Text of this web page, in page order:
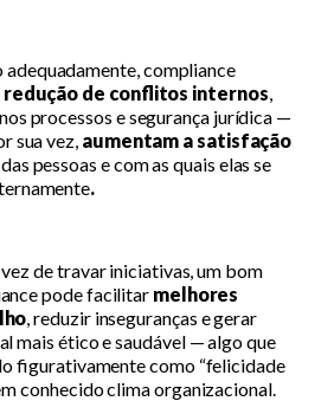
compliance
redução de conflitos internos,
processos e segurança jurídica —
sua vez, aumentam a satisfação
pessoas e com as quais elas se
.
de travar iniciativas, um bom
pode facilitar melhores
, reduzir inseguranças e gerar
mais ético e saudável — algo que
figurativamente como “felicidade
conhecido clima organizacional.